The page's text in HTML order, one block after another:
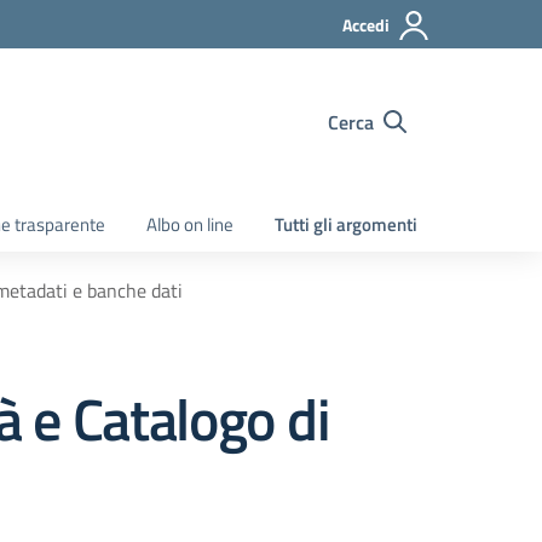
Accedi
Cerca
trasparente Albo on line Tutti gli argomenti
e banche dati
e Catalogo di